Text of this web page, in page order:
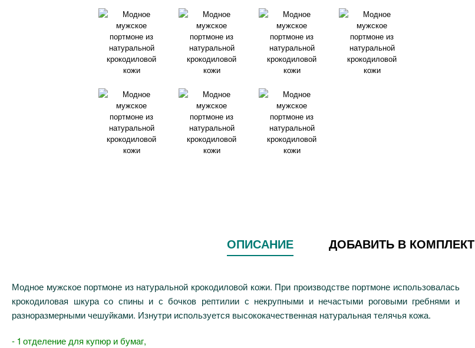
ОПИСАНИЕ ДОБАВИТЬ В КОМПЛЕКТ
Модное мужское портмоне из натуральной крокодиловой кожи. При производстве портмоне использовалась
крокодиловая шкура со спины и с бочков рептилии с некрупными и нечастыми роговыми гребнями и
разноразмерными чешуйками. Изнутри используется высококачественная натуральная телячья кожа.
- 1 отделение для купюр и бумаг,